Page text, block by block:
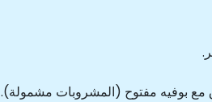
مع بوفيه مفتوح (المشروبات مشمولة).